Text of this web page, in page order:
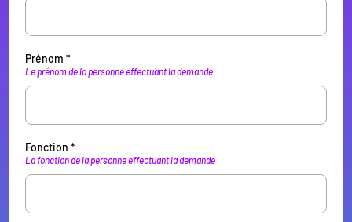
Prénom *
Le prénom de la personne effectuant la demande
Fonction *
La fonction de la personne effectuant la demande